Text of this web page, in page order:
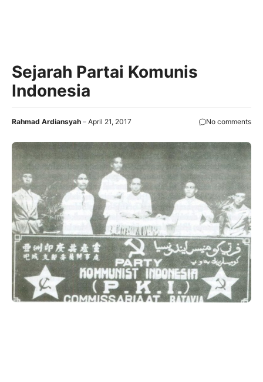
Sejarah Partai Komunis
Indonesia
Rahmad Ardiansyah April 21, 2017 No comments